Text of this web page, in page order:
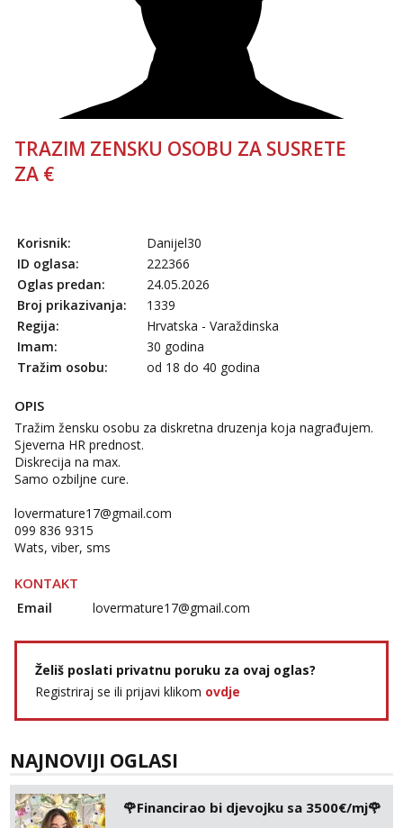
tel:0,93€ - mob:1,12€ min
Anđela
Čekam tvoj poziv!
064/677-677
tel:0,93€ - mob:1,12€ min
TRAZIM ZENSKU OSOBU ZA SUSRETE
ZA €
Korisnik:
Danijel30
ID oglasa:
222366
Oglas predan:
24.05.2026
Broj prikazivanja:
1339
Regija:
Hrvatska - Varaždinska
Imam:
30 godina
Tražim osobu:
od 18 do 40 godina
OPIS
Tražim žensku osobu za diskretna druzenja koja nagrađujem.
Sjeverna HR prednost.
Diskrecija na max.
Samo ozbiljne cure.
lovermature17@gmail.com
099 836 9315
Wats, viber, sms
KONTAKT
Email lovermature17@gmail.com
Želiš poslati privatnu poruku za ovaj oglas?
Registriraj se ili prijavi klikom ovdje
NAJNOVIJI OGLASI
🌹Financirao bi djevojku sa 3500€/mj🌹